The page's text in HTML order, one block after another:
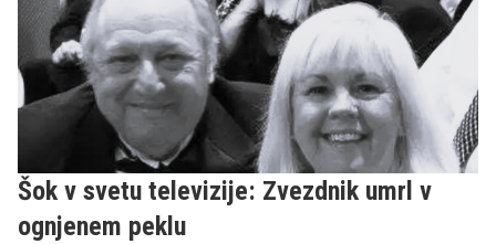
Šok v svetu televizije: Zvezdnik umrl v
ognjenem peklu